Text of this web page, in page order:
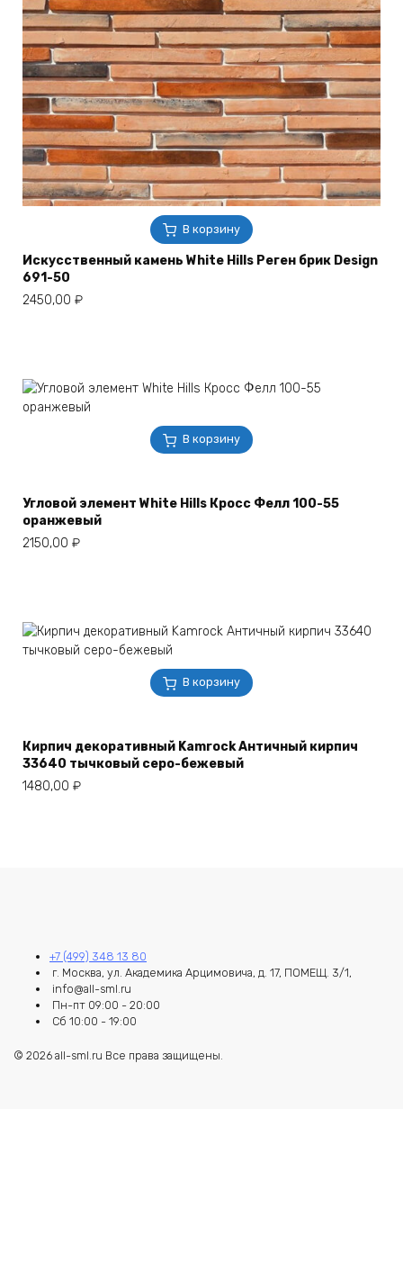
В корзину
Искусственный камень White Hills Реген брик Design
691-50
2450,00 ₽
В корзину
Угловой элемент White Hills Кросс Фелл 100-55
оранжевый
2150,00 ₽
В корзину
Кирпич декоративный Kamrock Античный кирпич
33640 тычковый серо-бежевый
1480,00 ₽
+7 (499) 348 13 80
г. Москва, ул. Академика Арцимовича, д. 17, ПОМЕЩ. 3/1,
info@all-sml.ru
Пн-пт 09:00 - 20:00
Сб 10:00 - 19:00
© 2026 all-sml.ru Все права защищены.